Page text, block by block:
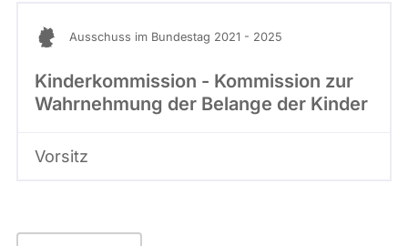
Ausschuss im Bundestag 2021 - 2025
Kinderkommission - Kommission zur
Wahrnehmung der Belange der Kinder
Vorsitz